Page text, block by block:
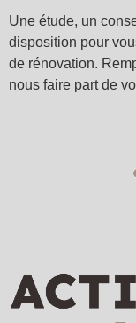
Une étude, un
disposition pour
de rénovation.
nous faire part de